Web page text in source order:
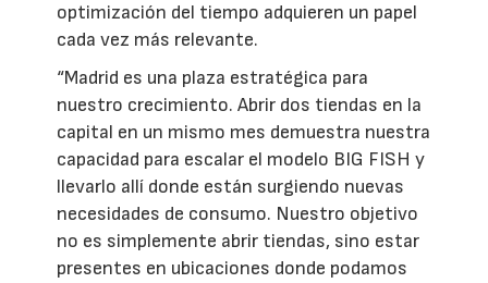
optimización del tiempo adquieren un papel
cada vez más relevante.
“Madrid es una plaza estratégica para
nuestro crecimiento. Abrir dos tiendas en la
capital en un mismo mes demuestra nuestra
capacidad para escalar el modelo BIG FISH y
llevarlo allí donde están surgiendo nuevas
necesidades de consumo. Nuestro objetivo
no es simplemente abrir tiendas, sino estar
presentes en ubicaciones donde podamos